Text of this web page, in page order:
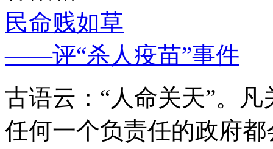
民命贱如草
——评“杀人疫苗”事件
古语云：“人命关天”。
任何一个负责任的政府